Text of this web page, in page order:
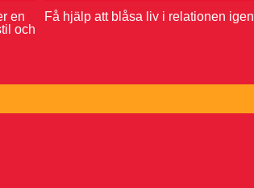
en
och
Få hjälp att blåsa liv i relationen igen